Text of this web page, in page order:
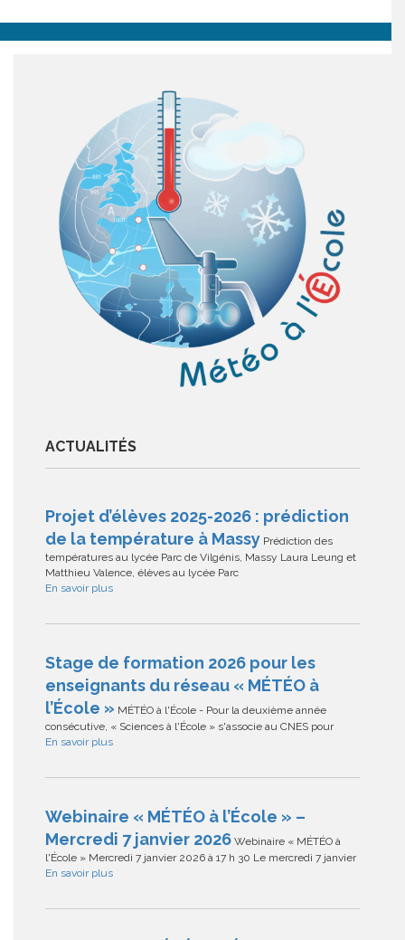
ACTUALITÉS
Projet d’élèves 2025-2026 : prédiction
de la température à Massy Prédiction des
températures au lycée Parc de Vilgénis, Massy Laura Leung et
Matthieu Valence, élèves au lycée Parc
En savoir plus
Stage de formation 2026 pour les
enseignants du réseau « MÉTÉO à
l’École » MÉTÉO à l'École - Pour la deuxième année
consécutive, « Sciences à l'École » s'associe au CNES pour
En savoir plus
Webinaire « MÉTÉO à l’École » –
Mercredi 7 janvier 2026 Webinaire « MÉTÉO à
l'École » Mercredi 7 janvier 2026 à 17 h 30 Le mercredi 7 janvier
En savoir plus